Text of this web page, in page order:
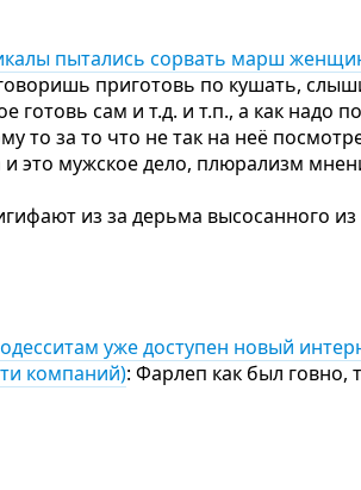
пытались сорвать марш
приготовь по кушать,
готовь сам и т.д. и т.п., а как надо
то за то что не так на неё
и это мужское дело, плюрализм
из за дерьма высосанного из
уже доступен новый
компаний): Фарлеп как был говно,